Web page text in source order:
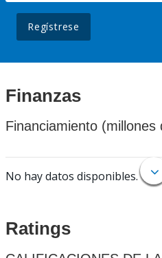
Regístrese
Finanzas
Financiamiento (millones
No hay datos disponibles.
Ratings